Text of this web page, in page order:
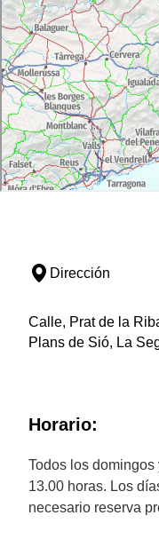
Dirección
Calle, Prat de la
Plans de Sió, La
Horario:
Todos los domingos
13.00 horas. Los
necesario reserva